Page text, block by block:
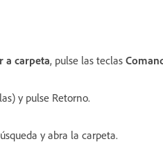
a carpeta, pulse las teclas
y pulse Retorno.
y abra la carpeta.